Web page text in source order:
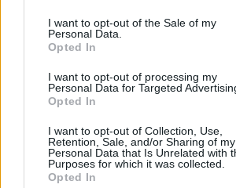
I want to opt-out of the Sale of my
Personal Data.
Opted In
I want to opt-out of processing my
Personal Data for Targeted
Opted In
I want to opt-out of Collection, Use,
Retention, Sale, and/or Sharing of my
Personal Data that Is Unrelated with
Purposes for which it was collected.
Opted In
The Middle (The Middle)
Der Tag der Geständnisse (USA,2013)
Übersicht